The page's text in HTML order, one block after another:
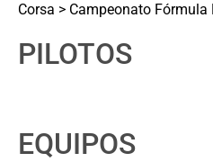
Corsa > Campeonato
PILOTOS
EQUIPOS